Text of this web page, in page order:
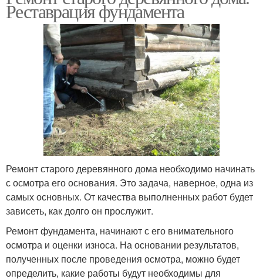
Реставрация фундамента
Ремонт старого деревянного дома необходимо начинать
с осмотра его основания. Это задача, наверное, одна из
самых основных. От качества выполненных работ будет
зависеть, как долго он прослужит.
Ремонт фундамента, начинают с его внимательного
осмотра и оценки износа. На основании результатов,
полученных после проведения осмотра, можно будет
определить, какие работы будут необходимы для